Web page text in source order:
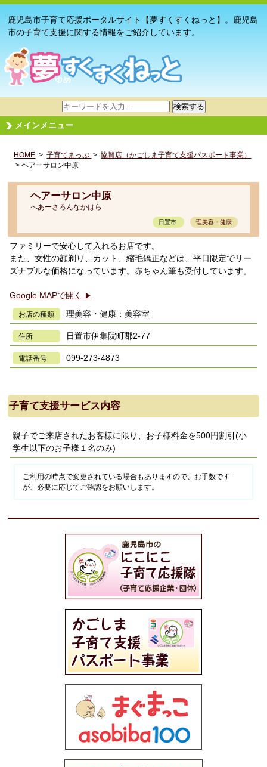
鹿児島市子育て応援ポータルサイト【夢すくすくねっと】。鹿児島
市の子育て支援に関する情報をご紹介しています。
サ
イ
ト
検
索
検索する
メインメニュー
HOME >子育てまっぷ >協賛店（かごしま子育て支援パスポート事業）
> ヘアーサロン中原
ヘアーサロン中原
へあーさろんなかはら
日置市 理美容・健康
ファミリーで安心して入れるお店です。
また、女性の顔剃り、カット、縮毛矯正などは、平日限定でリー
ズナブルな価格になっています。赤ちゃん筆も受付しています。
Google MAPで開く ▶
お店の種類 理美容・健康：美容室
住所 日置市伊集院町郡2-77
電話番号 099-273-4873
子育て支援サービス内容
親子でご来店されたお客様に限り、お子様料金を500円割引(小
学生以下のお子様１名のみ)
ご利用の時点で変更されている場合もありますので、お手数です
が、必要に応じてご確認をお願いします。